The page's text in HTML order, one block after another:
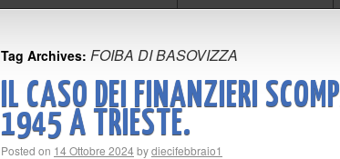
Tag Archives: FOIBA DI BASOVIZZA
IL CASO DEI FINANZIERI
1945 A TRIESTE.
Posted on 14 Ottobre 2024bydiecifebbraio1